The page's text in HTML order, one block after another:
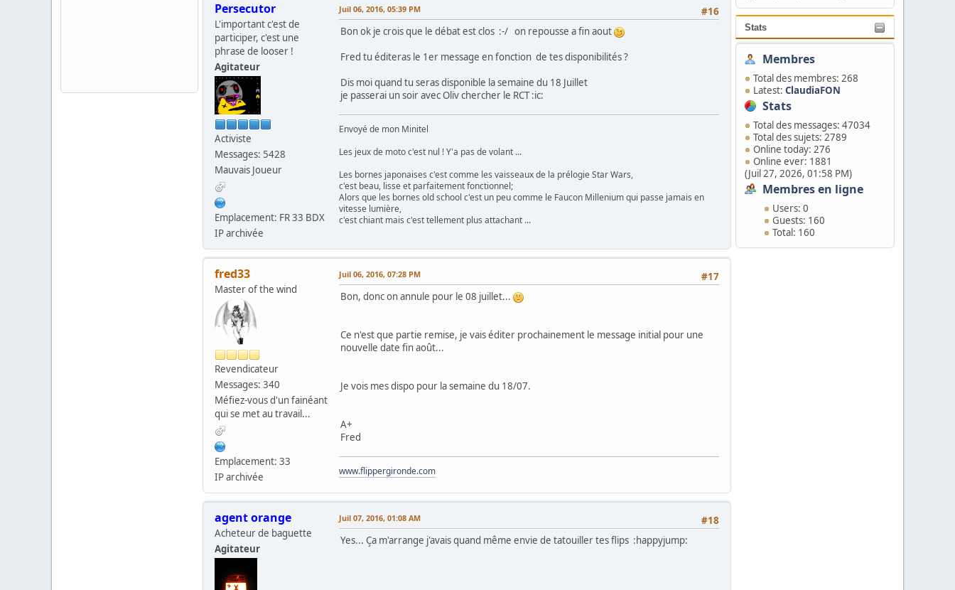
Stats
Membres
Total des membres: 268
Latest: ClaudiaFON
Stats
Total des messages: 47034
Total des sujets: 2789
Online today: 276
Online ever: 1881
(Juil 27, 2026, 01:58 PM)
Membres en ligne
Users: 0
Guests: 160
Total: 160
Persecutor
L'important c'est de
participer, c'est une
phrase de looser !
Agitateur
Activiste
Messages: 5428
Mauvais Joueur
Emplacement: FR 33 BDX
IP archivée
#16
Juil 06, 2016, 05:39 PM
Bon ok je crois que le débat est clos :-/ on repousse a fin aout
Fred tu éditeras le 1er message en fonction de tes disponibilités ?
Dis moi quand tu seras disponible la semaine du 18 Juillet
je passerai un soir avec Oliv chercher le RCT :ic:
Envoyé de mon Minitel
Les jeux de moto c'est nul ! Y'a pas de volant ...
Les bornes japonaises c'est comme les vaisseaux de la prélogie Star Wars,
c'est beau, lisse et parfaitement fonctionnel;
Alors que les bornes old school c'est un peu comme le Faucon Millenium qui passe jamais en
vitesse lumière,
c'est chiant mais c'est tellement plus attachant ...
fred33
Master of the wind
Revendicateur
Messages: 340
Méfiez-vous d'un fainéant
qui se met au travail...
Emplacement: 33
IP archivée
#17
Juil 06, 2016, 07:28 PM
Bon, donc on annule pour le 08 juillet...
Ce n'est que partie remise, je vais éditer prochainement le message initial pour une
nouvelle date fin août...
Je vois mes dispo pour la semaine du 18/07.
A+
Fred
www.flippergironde.com
agent orange
Acheteur de baguette
Agitateur
#18
Juil 07, 2016, 01:08 AM
Yes... Ça m'arrange j'avais quand même envie de tatouiller tes flips :happyjump: